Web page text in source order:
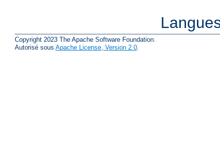
Copyright 2023 The Apache Software Foundation.
Autorisé sous Apache License, Version 2.0